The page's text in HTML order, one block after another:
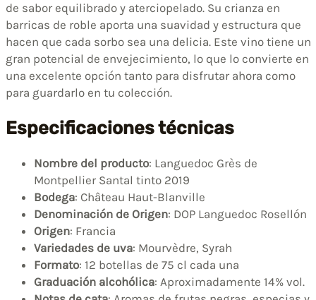
de sabor equilibrado y aterciopelado. Su crianza en
barricas de roble aporta una suavidad y estructura que
hacen que cada sorbo sea una delicia. Este vino tiene un
gran potencial de envejecimiento, lo que lo convierte en
una excelente opción tanto para disfrutar ahora como
para guardarlo en tu colección.
Especificaciones técnicas
Nombre del producto: Languedoc Grès de
Montpellier Santal tinto 2019
Bodega: Château Haut-Blanville
Denominación de Origen: DOP Languedoc Rosellón
Origen: Francia
Variedades de uva: Mourvèdre, Syrah
Formato: 12 botellas de 75 cl cada una
Graduación alcohólica: Aproximadamente 14% vol.